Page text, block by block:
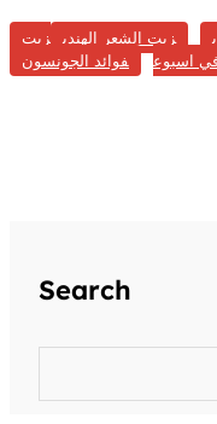
زيت الشعر الهندي
زيت
اسبوع
فوائد الجونسون
Search
a